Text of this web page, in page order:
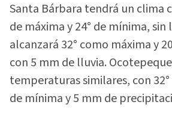
Santa Bárbara tendrá un clima
de máxima y 24° de mínima,
alcanzará 32° como máxima y
con 5 mm de lluvia.
temperaturas similares, con 32°
de mínima y 5 mm de